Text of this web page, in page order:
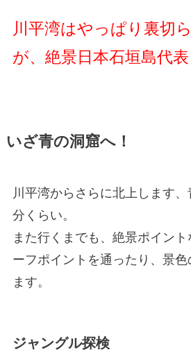
川平湾はやっぱり裏切
が、絶景日本石垣島代表
いざ青の洞窟へ！
川平湾からさらに北上します
分くらい。
また行くまでも、絶景ポイン
ーフポイントを通ったり、景色
ます。
ジャングル探検